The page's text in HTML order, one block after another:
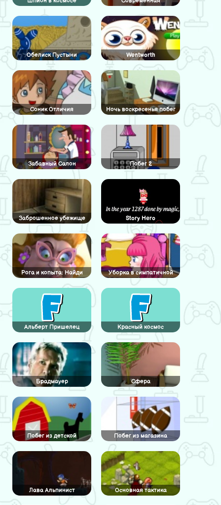
двухярусная спальня:
Скрытый алфавит
Обелиск Пустыни Wentworth
Соник Отличия Ночь воскресенья побег
Забавный Салон Побег 2
Заброшенное убежище Story Hero
Рога и копыта: Найди
отличия
Уборка в симпатичной
спальне
Альберт Пришелец Красный космос
Брадмауер Сфера
Побег из детской
Побег из магазина
игрушек
Лава Альпинист Основная тактика